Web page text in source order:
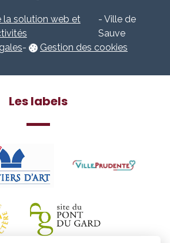
la solution web et
- Ville de
Sauve
- Gestion des cookies
Les labels